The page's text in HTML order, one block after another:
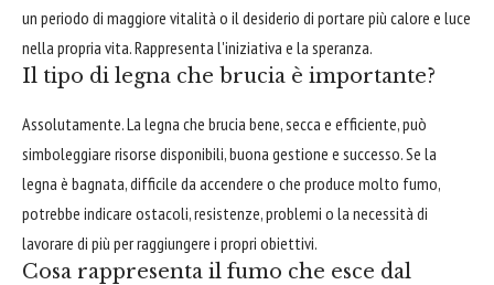
un periodo di maggiore vitalità o il desiderio di portare più calore e luce
nella propria vita. Rappresenta l'iniziativa e la speranza.
Il tipo di legna che brucia è importante?
Assolutamente. La legna che brucia bene, secca e efficiente, può
simboleggiare risorse disponibili, buona gestione e successo. Se la
legna è bagnata, difficile da accendere o che produce molto fumo,
potrebbe indicare ostacoli, resistenze, problemi o la necessità di
lavorare di più per raggiungere i propri obiettivi.
Cosa rappresenta il fumo che esce dal